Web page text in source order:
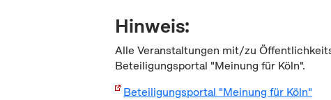
Hinweis:
Alle Veranstaltungen mit/zu
Beteiligungsportal "Meinung für Köln".
Beteiligungsportal "Meinung für Köln"